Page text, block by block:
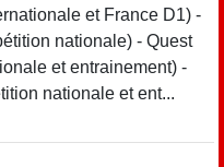
et France D1) -
nationale) - Quest
et entrainement) -
nationale et ent...